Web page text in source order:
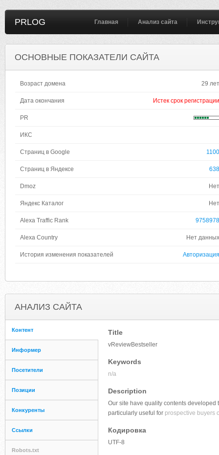
PRLOG Главная Анализ сайта
ОСНОВНЫЕ ПОКАЗАТЕЛИ САЙТА
Возраст домена 29 лет
Дата окончания Истек срок регистрации
PR
ИКС
Страниц в Google 1100
Страниц в Яндексе 638
Dmoz Нет
Яндекс Каталог Нет
Alexa Traffic Rank 9758978
Alexa Country Нет данных
История изменения показателей Авторизация
АНАЛИЗ САЙТА
Контент
Информер
Посетители
Позиции
Конкуренты
Ссылки
Robots.txt
Title
vReviewBestseller
Keywords
n/a
Description
Our site have quality contents
particularly useful for prospective buyers
Кодировка
UTF-8